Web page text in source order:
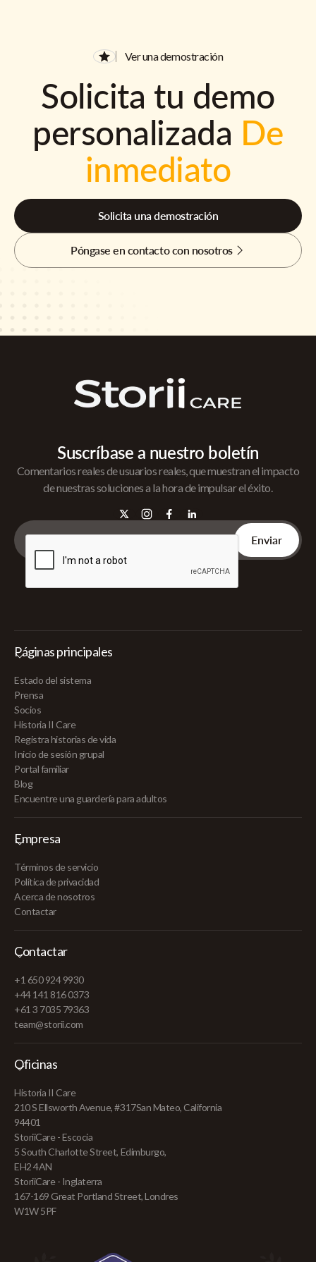
Ver una demostración
Solicita tu demo
personalizada De
inmediato
Solicita una demostración
Póngase en contacto con nosotros
Suscríbase a nuestro boletín
Comentarios reales de usuarios reales, que muestran el impacto
de nuestras soluciones a la hora de impulsar el éxito.
Páginas principales
Estado del sistema
Prensa
Socios
Historia II Care
Registra historias de vida
Inicio de sesión grupal
Portal familiar
Blog
Encuentre una guardería para adultos
Empresa
Términos de servicio
Política de privacidad
Acerca de nosotros
Contactar
Contactar
+1 650 924 9930
+44 141 816 0373
+61 3 7035 79363
team@storii.com
Oficinas
Historia II Care
210 S Ellsworth Avenue, #317San Mateo, California
94401
StoriiCare - Escocia
5 South Charlotte Street, Edimburgo,
EH2 4AN
StoriiCare - Inglaterra
167-169 Great Portland Street, Londres
W1W 5PF